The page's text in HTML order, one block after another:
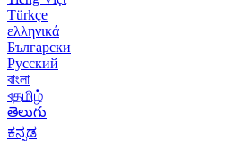
Türkçe
ελληνικά
Български
Русский
বাংলা
বதமிழ்
తెలుగు
ಕನ್ನಡ